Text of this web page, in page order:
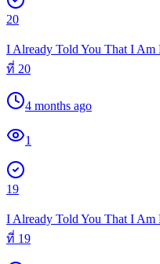
20
I Already Told You That I
ที่ 20
4 months ago
1
19
I Already Told You That I
ที่ 19